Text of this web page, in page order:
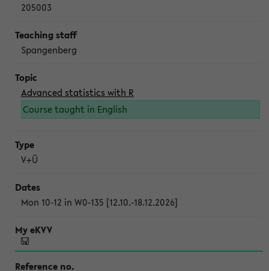
205003
Spangenberg
Advanced statistics with R
Course taught in English
V+Ü
Mon 10-12 in W0-135 [12.10.-18.12.2026]